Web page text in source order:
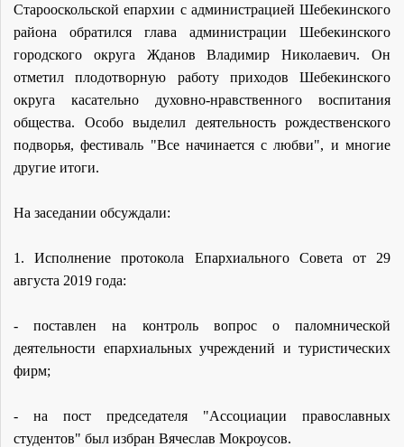
Старооскольской епархии с администрацией Шебекинского
района обратился глава администрации Шебекинского
городского округа Жданов Владимир Николаевич. Он
отметил плодотворную работу приходов Шебекинского
округа касательно духовно-нравственного воспитания
общества. Особо выделил деятельность рождественского
подворья, фестиваль "Все начинается с любви", и многие
другие итоги.
На заседании обсуждали:
1. Исполнение протокола Епархиального Совета от 29
августа 2019 года:
-поставлен на контроль вопрос о паломнической
деятельности епархиальных учреждений и туристических
фирм;
- на пост председателя "Ассоциации православных
студентов" был избран Вячеслав Мокроусов.